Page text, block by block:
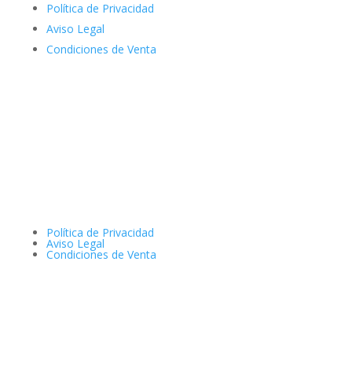
Política de Privacidad
Aviso Legal
Condiciones de Venta
Política de Privacidad
Aviso Legal
Condiciones de Venta